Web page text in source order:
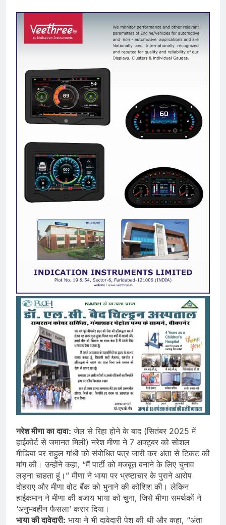
नरेश मीणा का दावा: जेल से रिहा होने के बाद (सितंबर 2025 में
हाईकोर्ट से जमानत मिली) नरेश मीणा ने 7 अक्टूबर को सोशल
मीडिया पर राहुल गांधी को संबोधित पत्र जारी कर अंता से टिकट की
मांग की। उन्होंने कहा, “मैं पार्टी को मजबूत बनाने के लिए चुनाव
लड़ना चाहता हूं।” मीणा ने भाया पर भ्रष्टाचार के पुराने आरोप
दोहराए और मीणा वोट बैंक को भुनाने की कोशिश की। लेकिन
हाईकमान ने मीणा की बजाय भाया को चुना, जिसे मीणा समर्थकों ने
‘अनुभवहीन फैसला’ करार दिया।
भाया की दावेदारी: भाया ने भी दावेदारी पेश की थी और कहा, “अंता